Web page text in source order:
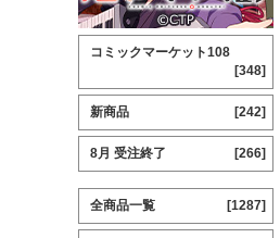
コミックマーケット108
[348]
新商品 [242]
8月 受注終了 [266]
全商品一覧 [1287]